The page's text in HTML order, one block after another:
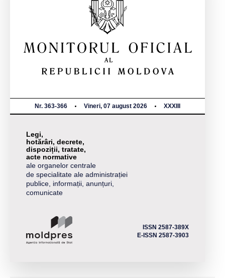
Nr. 363-366 Vineri, 07 august 2026 XXXIII
Legi,
hotărâri, decrete,
dispoziții, tratate,
acte normative
ale organelor centrale
de specialitate ale administrației
publice, informații, anunțuri,
comunicate
ISSN 2587-389X
E-ISSN 2587-3903